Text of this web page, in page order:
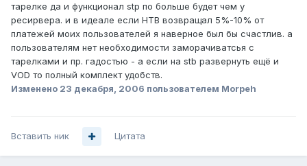
тарелке да и функционал stp по больше будет чем у
ресирвера. и в идеале если НТВ возвращал 5%-10% от
платежей моих пользователей я наверное был бы счастлив. а
пользователям нет необходимости заморачиватсья с
тарелками и пр. гадостью - а если на stb развернуть ещё и
VOD то полный комплект удобств.
Изменено 23 декабря, 2006 пользователем Morpeh
Вставить ник Цитата